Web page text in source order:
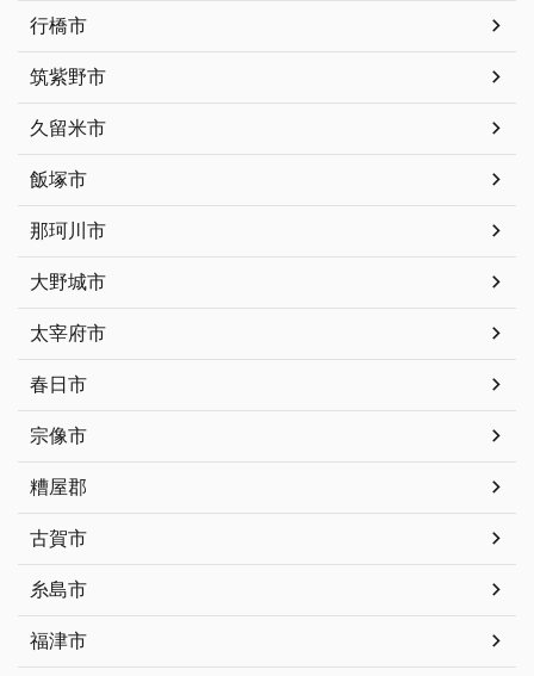
行橋市
筑紫野市
久留米市
飯塚市
那珂川市
大野城市
太宰府市
春日市
宗像市
糟屋郡
古賀市
糸島市
福津市